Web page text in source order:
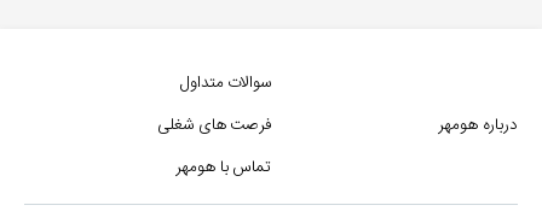
درباره هومهر
سوالات متداول
فرصت های شغلی
تماس با هومهر